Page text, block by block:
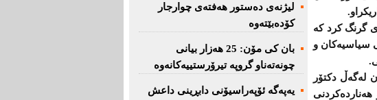
گرنگ كرد كه‌
سیاسیه‌كان ‌و
له‌گه‌ڵ دكتۆر
لیژنەی دەستور هەفتەی چوارجار
كۆدەبێتەوە
بان كی مۆن: 25 هەزار بیانی
چونەتەناو گروپە تیرۆرستییەكانەوە
یەپەگە ئۆپەراسیۆنی دابڕینی داعش